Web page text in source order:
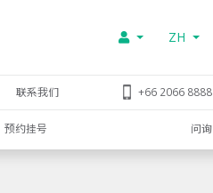
ZH
联系我们 +66 2066 8888
预约挂号 问询